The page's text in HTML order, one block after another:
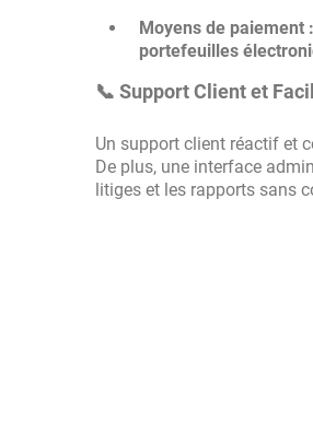
Moyens de paiement :
portefeuilles
📞 Support Client et
Un support client réactif et
De plus, une interface
litiges et les rapports sans